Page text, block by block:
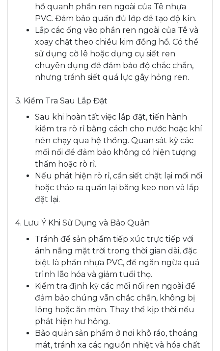
hồ quanh phần ren ngoài của Tê nhựa
PVC. Đảm bảo quấn đủ lớp để tạo độ kín.
Lắp các ống vào phần ren ngoài của Tê và
xoay chặt theo chiều kim đồng hồ. Có thể
sử dụng cờ lê hoặc dụng cụ siết ren
chuyên dụng để đảm bảo độ chắc chắn,
nhưng tránh siết quá lực gây hỏng ren.
3. Kiểm Tra Sau Lắp Đặt
Sau khi hoàn tất việc lắp đặt, tiến hành
kiểm tra rò rỉ bằng cách cho nước hoặc khí
nén chạy qua hệ thống. Quan sát kỹ các
mối nối để đảm bảo không có hiện tượng
thấm hoặc rò rỉ.
Nếu phát hiện rò rỉ, cần siết chặt lại mối nối
hoặc tháo ra quấn lại băng keo non và lắp
đặt lại.
4. Lưu Ý Khi Sử Dụng và Bảo Quản
Tránh để sản phẩm tiếp xúc trực tiếp với
ánh nắng mặt trời trong thời gian dài, đặc
biệt là phần nhựa PVC, để ngăn ngừa quá
trình lão hóa và giảm tuổi thọ.
Kiểm tra định kỳ các mối nối ren ngoài để
đảm bảo chúng vẫn chắc chắn, không bị
lỏng hoặc ăn mòn. Thay thế kịp thời nếu
phát hiện hư hỏng.
Bảo quản sản phẩm ở nơi khô ráo, thoáng
mát, tránh xa các nguồn nhiệt và hóa chất